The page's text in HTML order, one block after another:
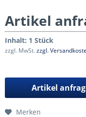
Artikel
Inhalt: 1 Stück
zzgl. MwSt.zzgl.
Artikel
Merken